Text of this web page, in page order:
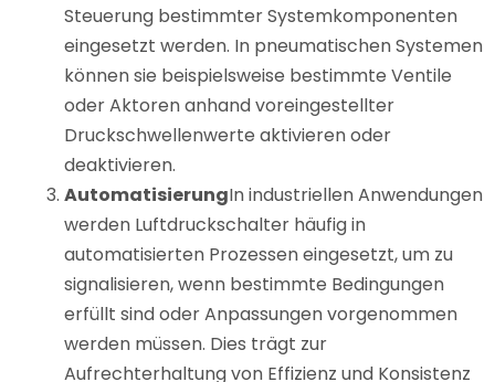
Steuerung bestimmter Systemkomponenten
eingesetzt werden. In pneumatischen Systemen
können sie beispielsweise bestimmte Ventile
oder Aktoren anhand voreingestellter
Druckschwellenwerte aktivieren oder
deaktivieren.
AutomatisierungIn industriellen Anwendungen
werden Luftdruckschalter häufig in
automatisierten Prozessen eingesetzt, um zu
signalisieren, wenn bestimmte Bedingungen
erfüllt sind oder Anpassungen vorgenommen
werden müssen. Dies trägt zur
Aufrechterhaltung von Effizienz und Konsistenz